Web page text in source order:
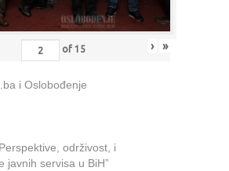
of 15 › »
i Oslobođenje
održivost, i
javnih servisa u BiH”